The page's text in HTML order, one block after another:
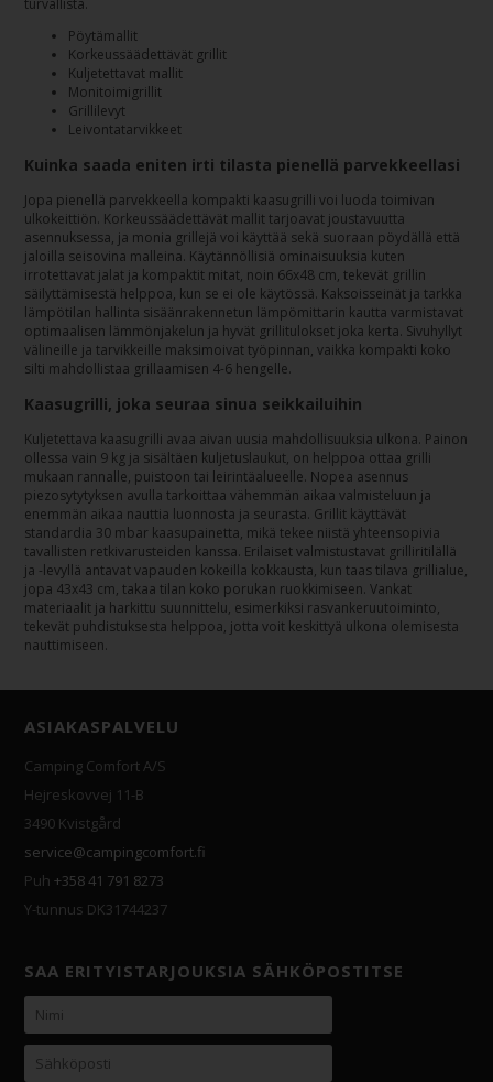
turvallista.
Pöytämallit
Korkeussäädettävät grillit
Kuljetettavat mallit
Monitoimigrillit
Grillilevyt
Leivontatarvikkeet
Kuinka saada eniten irti tilasta pienellä parvekkeellasi
Jopa pienellä parvekkeella kompakti kaasugrilli voi luoda toimivan
ulkokeittiön. Korkeussäädettävät mallit tarjoavat joustavuutta
asennuksessa, ja monia grillejä voi käyttää sekä suoraan pöydällä että
jaloilla seisovina malleina. Käytännöllisiä ominaisuuksia kuten
irrotettavat jalat ja kompaktit mitat, noin 66x48 cm, tekevät grillin
säilyttämisestä helppoa, kun se ei ole käytössä. Kaksoisseinät ja tarkka
lämpötilan hallinta sisäänrakennetun lämpömittarin kautta varmistavat
optimaalisen lämmönjakelun ja hyvät grillitulokset joka kerta. Sivuhyllyt
välineille ja tarvikkeille maksimoivat työpinnan, vaikka kompakti koko
silti mahdollistaa grillaamisen 4-6 hengelle.
Kaasugrilli, joka seuraa sinua seikkailuihin
Kuljetettava kaasugrilli avaa aivan uusia mahdollisuuksia ulkona. Painon
ollessa vain 9 kg ja sisältäen kuljetuslaukut, on helppoa ottaa grilli
mukaan rannalle, puistoon tai leirintäalueelle. Nopea asennus
piezosytytyksen avulla tarkoittaa vähemmän aikaa valmisteluun ja
enemmän aikaa nauttia luonnosta ja seurasta. Grillit käyttävät
standardia 30 mbar kaasupainetta, mikä tekee niistä yhteensopivia
tavallisten retkivarusteiden kanssa. Erilaiset valmistustavat grilliritilällä
ja -levyllä antavat vapauden kokeilla kokkausta, kun taas tilava grillialue,
jopa 43x43 cm, takaa tilan koko porukan ruokkimiseen. Vankat
materiaalit ja harkittu suunnittelu, esimerkiksi rasvankeruutoiminto,
tekevät puhdistuksesta helppoa, jotta voit keskittyä ulkona olemisesta
nauttimiseen.
ASIAKASPALVELU
Camping Comfort A/S
Hejreskovvej 11-B
3490 Kvistgård
service@campingcomfort.fi
Puh+358 41 791 8273
Y-tunnus DK31744237
SAA ERITYISTARJOUKSIA SÄHKÖPOSTITSE